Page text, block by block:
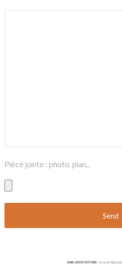
Pièce jointe : photo, plan...